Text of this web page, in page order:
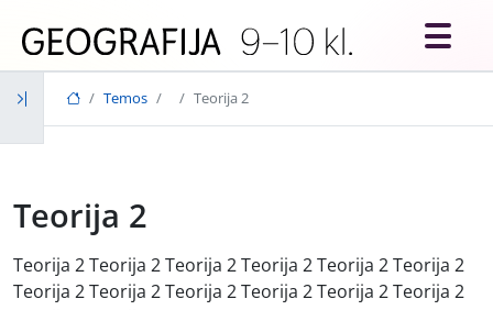
Temos Teorija 2
Teorija 2
Teorija 2 Teorija 2 Teorija 2 Teorija 2 Teorija 2 Teorija 2
Teorija 2 Teorija 2 Teorija 2 Teorija 2 Teorija 2 Teorija 2